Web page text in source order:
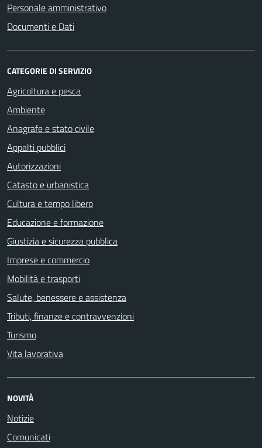
Personale amministrativo
Documenti e Dati
CATEGORIE DI SERVIZIO
Agricoltura e pesca
Ambiente
Anagrafe e stato civile
Appalti pubblici
Autorizzazioni
Catasto e urbanistica
Cultura e tempo libero
Educazione e formazione
Giustizia e sicurezza pubblica
Imprese e commercio
Mobilità e trasporti
Salute, benessere e assistenza
Tributi, finanze e contravvenzioni
Turismo
Vita lavorativa
NOVITÀ
Notizie
Comunicati